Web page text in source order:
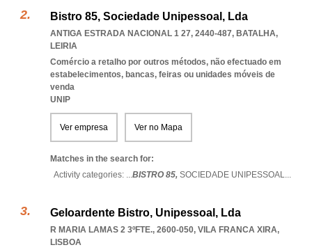
Bistro 85, Sociedade Unipessoal, Lda
ANTIGA ESTRADA NACIONAL 1 27, 2440-487, BATALHA,
LEIRIA
Comércio a retalho por outros métodos, não efectuado em
estabelecimentos, bancas, feiras ou unidades móveis de
venda
UNIP
Ver empresa Ver no Mapa
Matches in the search for:
Activity categories: ...BISTRO 85, SOCIEDADE UNIPESSOAL...
Geloardente Bistro, Unipessoal, Lda
R MARIA LAMAS 2 3ºFTE., 2600-050, VILA FRANCA XIRA,
LISBOA